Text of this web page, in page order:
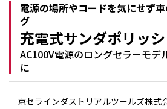
電源の場所やコードを気にせず
グ
充電式サンダポリッ
AC100V電源のロングセラーモデ
に
京セラインダストリアルツールズ株式